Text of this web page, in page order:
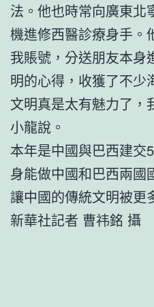
法。他也時常向廣東北
機進修西醫診療身手。
我賬號，分送朋友本身
明的心得，收獲了不少
文明真是太有魅力了，
小龍說。
本年是中國與巴西建交
身能做中國和巴西兩國
讓中國的傳統文明被更
新華社記者 曹祎銘 攝